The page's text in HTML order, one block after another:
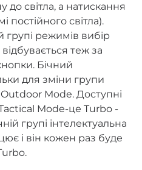
до світла, а натискання
світла).
групі режимів вибір
теж за
Бічний
для зміни групи
Mode. Доступні
Mode-це Turbo -
групі інтелектуальна
і він кожен раз буде